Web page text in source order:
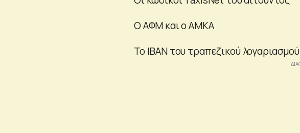
Ο ΑΦΜ και ο ΑΜΚΑ
Το ΙΒΑΝ του τραπεζικού λογαριασμού